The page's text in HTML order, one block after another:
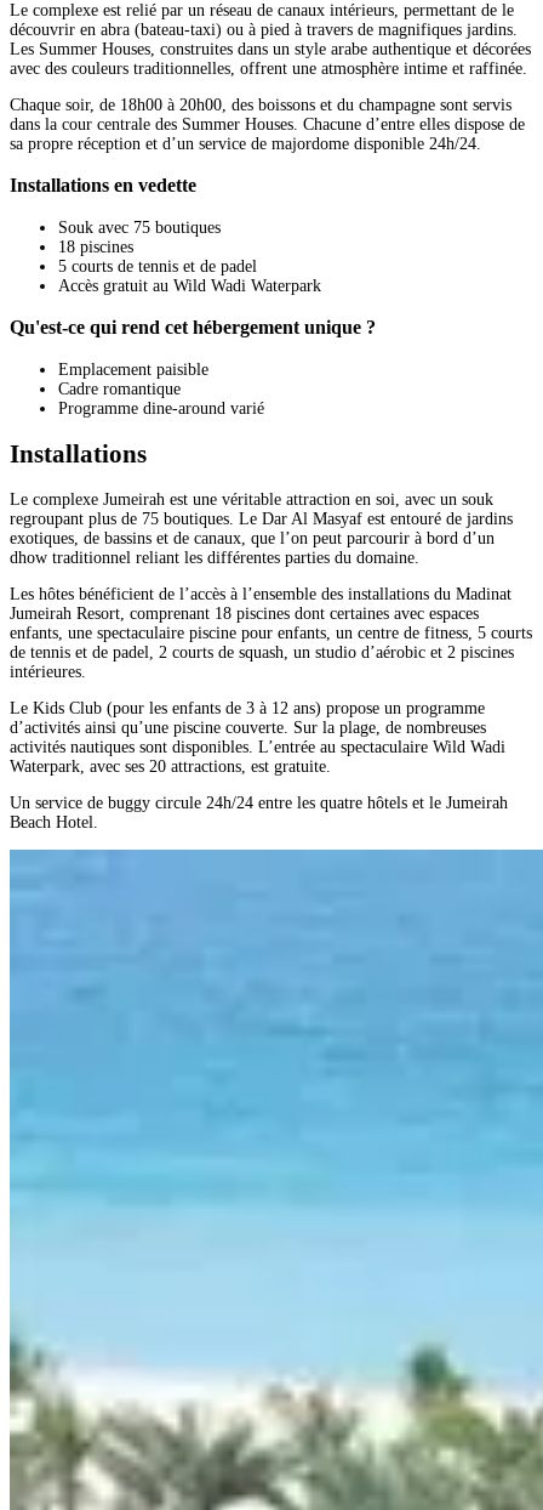
Le complexe est relié par un réseau de canaux intérieurs, permettant de le
découvrir en abra (bateau-taxi) ou à pied à travers de magnifiques jardins.
Les Summer Houses, construites dans un style arabe authentique et décorées
avec des couleurs traditionnelles, offrent une atmosphère intime et raffinée.
Chaque soir, de 18h00 à 20h00, des boissons et du champagne sont servis
dans la cour centrale des Summer Houses. Chacune d’entre elles dispose de
sa propre réception et d’un service de majordome disponible 24h/24.
Installations en vedette
Souk avec 75 boutiques
18 piscines
5 courts de tennis et de padel
Accès gratuit au Wild Wadi Waterpark
Qu'est-ce qui rend cet hébergement unique ?
Emplacement paisible
Cadre romantique
Programme dine-around varié
Installations
Le complexe Jumeirah est une véritable attraction en soi, avec un souk
regroupant plus de 75 boutiques. Le Dar Al Masyaf est entouré de jardins
exotiques, de bassins et de canaux, que l’on peut parcourir à bord d’un
dhow traditionnel reliant les différentes parties du domaine.
Les hôtes bénéficient de l’accès à l’ensemble des installations du Madinat
Jumeirah Resort, comprenant 18 piscines dont certaines avec espaces
enfants, une spectaculaire piscine pour enfants, un centre de fitness, 5 courts
de tennis et de padel, 2 courts de squash, un studio d’aérobic et 2 piscines
intérieures.
Le Kids Club (pour les enfants de 3 à 12 ans) propose un programme
d’activités ainsi qu’une piscine couverte. Sur la plage, de nombreuses
activités nautiques sont disponibles. L’entrée au spectaculaire Wild Wadi
Waterpark, avec ses 20 attractions, est gratuite.
Un service de buggy circule 24h/24 entre les quatre hôtels et le Jumeirah
Beach Hotel.